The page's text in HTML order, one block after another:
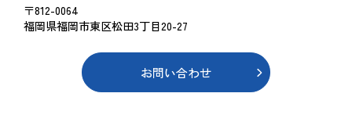
〒812-0064
福岡県福岡市東区松田3丁目20-27
お問い合わせ